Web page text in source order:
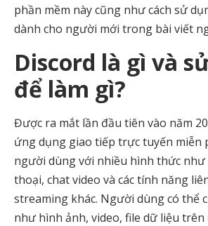
phần mềm này cũng như cách sử
dành cho người mới trong bài viết
Discord là gì và
để làm gì?
Được ra mắt lần đầu tiên vào năm
ứng dụng giao tiếp trực tuyến miễn
người dùng với nhiều hình thức
thoại, chat video và các tính năng
streaming khác. Người dùng có thể
như hình ảnh, video, file dữ liệu